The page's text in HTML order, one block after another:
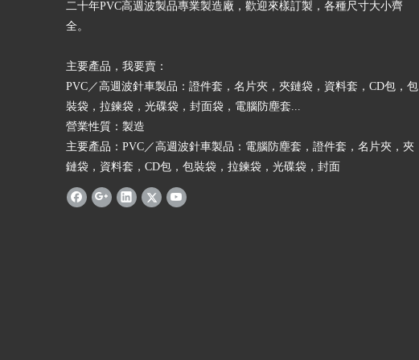
二十年PVC高週波製品專業製造廠，歡迎來樣訂製，各種尺寸大小齊
全。
​主要產品，我要賣：
PVC／高週波針車製品：證件套，名片夾，夾鏈袋，資料套，CD包，包
裝袋，拉鍊袋，光碟袋，封面袋，電腦防塵套...
營業性質：製造
主要產品：PVC／高週波針車製品：電腦防塵套，證件套，名片夾，夾
鏈袋，資料套，CD包，包裝袋，拉鍊袋，光碟袋，封面